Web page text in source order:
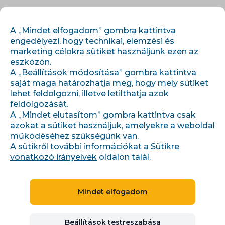
Kezdőlap›Integrációk
E-SHOP MEGOLDÁSOK
Webareal
A „Mindet elfogadom” gombra kattintva
engedélyezi, hogy technikai, elemzési és
marketing célokra sütiket használjunk ezen az
eszközön.
A „Beállítások módosítása” gombra kattintva
saját maga határozhatja meg, hogy mely sütiket
lehet feldolgozni, illetve letilthatja azok
feldolgozását.
A „Mindet elutasítom” gombra kattintva csak
azokat a sütiket használjuk, amelyekre a weboldal
működéséhez szükségünk van.
A sütikről további információkat a Sütikre
vonatkozó irányelvek oldalon talál.
Mindet elfogadom
Beállítások testreszabása